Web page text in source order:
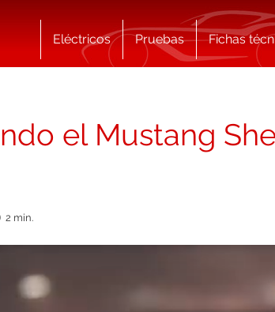
Eléctricos Pruebas Fichas
el Mustang
2 min.